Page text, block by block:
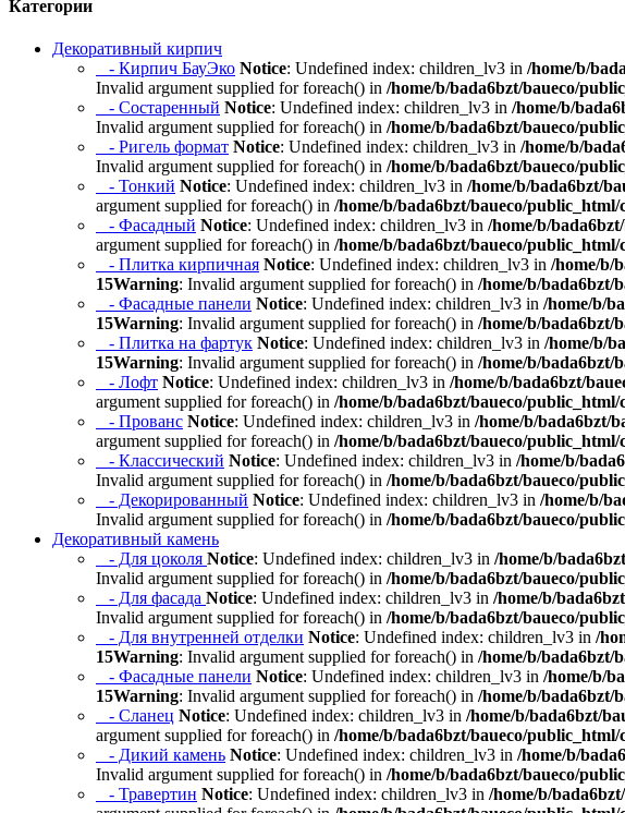
Категории
Декоративный кирпич
- Кирпич БауЭко Notice: Undefined index: children_lv3 in /home/b/
Invalid argument supplied for foreach() in /home/b/bada6bzt/baueco/
- Состаренный Notice: Undefined index: children_lv3 in /home/b/
Invalid argument supplied for foreach() in /home/b/bada6bzt/baueco/
- Ригель формат Notice: Undefined index: children_lv3 in /home/b/
Invalid argument supplied for foreach() in /home/b/bada6bzt/baueco/
- Тонкий Notice: Undefined index: children_lv3 in /home/b/bada6bzt/
argument supplied for foreach() in /home/b/bada6bzt/baueco/
- Фасадный Notice: Undefined index: children_lv3 in /home/b/
argument supplied for foreach() in /home/b/bada6bzt/baueco/
- Плитка кирпичная Notice: Undefined index: children_lv3 in /home/b/
15Warning: Invalid argument supplied for foreach() in /home/b/bada6bzt/
- Фасадные панели Notice: Undefined index: children_lv3 in /home/b/
15Warning: Invalid argument supplied for foreach() in /home/b/bada6bzt/
- Плитка на фартук Notice: Undefined index: children_lv3 in /home/b/
15Warning: Invalid argument supplied for foreach() in /home/b/bada6bzt/
- Лофт Notice: Undefined index: children_lv3 in /home/b/bada6bzt/
argument supplied for foreach() in /home/b/bada6bzt/baueco/
- Прованс Notice: Undefined index: children_lv3 in /home/b/bada6bzt/
argument supplied for foreach() in /home/b/bada6bzt/baueco/
- Классический Notice: Undefined index: children_lv3 in /home/b/
Invalid argument supplied for foreach() in /home/b/bada6bzt/baueco/
- Декорированный Notice: Undefined index: children_lv3 in /home/b/
Invalid argument supplied for foreach() in /home/b/bada6bzt/baueco/
Декоративный камень
- Для цоколя Notice: Undefined index: children_lv3 in /home/b/
Invalid argument supplied for foreach() in /home/b/bada6bzt/baueco/
- Для фасада Notice: Undefined index: children_lv3 in /home/b/
Invalid argument supplied for foreach() in /home/b/bada6bzt/baueco/
- Для внутренней отделки Notice: Undefined index: children_lv3 in /
15Warning: Invalid argument supplied for foreach() in /home/b/bada6bzt/
- Фасадные панели Notice: Undefined index: children_lv3 in /home/b/
15Warning: Invalid argument supplied for foreach() in /home/b/bada6bzt/
- Сланец Notice: Undefined index: children_lv3 in /home/b/bada6bzt/
argument supplied for foreach() in /home/b/bada6bzt/baueco/
- Дикий камень Notice: Undefined index: children_lv3 in /home/b/
Invalid argument supplied for foreach() in /home/b/bada6bzt/baueco/
- Травертин Notice: Undefined index: children_lv3 in /home/b/